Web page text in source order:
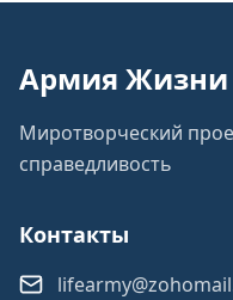
Армия Жизни
Миротворческий
справедливость
Контакты